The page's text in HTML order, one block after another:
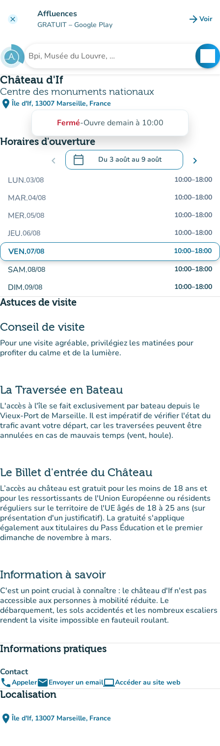
clear Affluences
GRATUIT – Google Play arrow_forward Voir
Rechercher un établissement
Château d'If
Centre des monuments nationaux
place Île d'If, 13007 Marseille, France
(ouvrir dans Google Maps)
(nouvel onglet)
Fermé-Ouvre demain à 10:00
Horaires d'ouverture
chevron_left calendar_today Du 3 aoûtau 9 août
.Ouvrir le calendrier pour changer de
chevron_right
LUN.03/08 10:00–18:00
MAR.04/08 10:00–18:00
MER.05/08 10:00–18:00
JEU.06/08 10:00–18:00
VEN.07/08 10:00–18:00
SAM.08/08 10:00–18:00
DIM.09/08 10:00–18:00
Astuces de visite
Conseil de visite
Pour une visite agréable, privilégiez les matinées pour
profiter du calme et de la lumière.
La Traversée en Bateau
L'accès à l'île se fait exclusivement par bateau depuis le
Vieux-Port de Marseille. Il est impératif de vérifier l'état du
trafic avant votre départ, car les traversées peuvent être
annulées en cas de mauvais temps (vent, houle).
Le Billet d'entrée du Château
L’accès au château est gratuit pour les moins de 18 ans et
pour les ressortissants de l'Union Européenne ou résidents
réguliers sur le territoire de l'UE âgés de 18 à 25 ans (sur
présentation d'un justificatif). La gratuité s'applique
également aux titulaires du Pass Éducation et le premier
dimanche de novembre à mars.
Information à savoir
C'est un point crucial à connaître : le château d'If n'est pas
accessible aux personnes à mobilité réduite. Le
débarquement, les sols accidentés et les nombreux escaliers
rendent la visite impossible en fauteuil roulant.
Informations pratiques
Contact
phoneAppeleremailEnvoyer un emailcomputerAccéder au site web
(nouvel onglet)
Localisation
place Île d'If, 13007 Marseille, France
(ouvrir dans Google Maps)
(nouvel onglet)